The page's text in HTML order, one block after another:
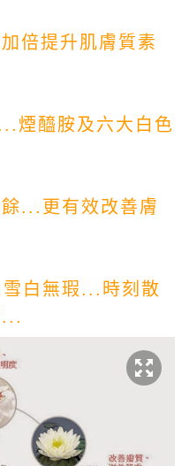
倍提升肌膚質素
煙醯胺及六大白色
...更有效改善膚
白無瑕...時刻散